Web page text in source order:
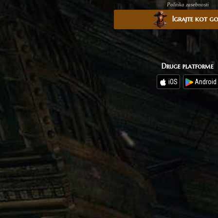
Politika zasebnosti
Igrajte kot
Druge platforme
iOS Android